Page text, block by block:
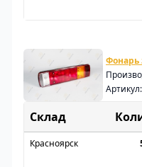
Фонарь
Артикул:
Склад
Красноярск